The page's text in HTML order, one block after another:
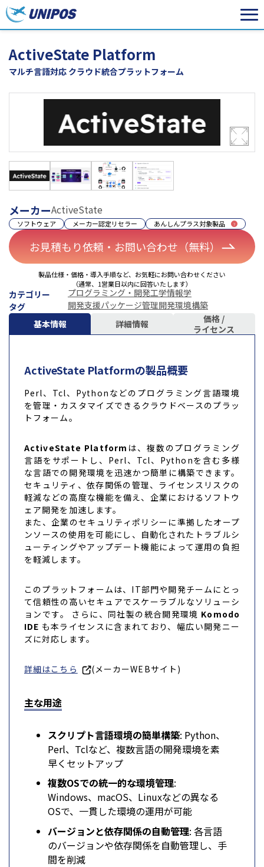
ActiveState Platform
マルチ言語対応 クラウド統合プラットフォーム
メーカーActiveState
ソフトウェア メーカー認定リセラー あんしんプラス対象製品
お見積もり依頼・お問い合わせ（無料）
製品仕様・価格・導入手順など、お気軽にお問い合わせください
（通常、1営業日以内に回答いたします）
カテゴリー プログラミング・開発工学情報学
タグ
開発支援パッケージ管理開発環境構築
基本情報
詳細情報
価格 /
ライセンス
ActiveState Platformの製品概要
Perl、Tcl、Pythonなどのプログラミング言語環境
を管理・カスタマイズできるクラウドベースのプラッ
トフォーム。
ActiveState Platform は、複数のプログラミング
言語をサポートし、Perl、Tcl、Pythonを含む多様
な言語での開発環境を迅速かつ簡単に構築できます。
セキュリティ、依存関係の管理、ライセンスリスクの
軽減などの高度な機能を備え、企業におけるソフトウ
ェア開発を加速します。
また、企業のセキュリティポリシーに準拠したオープ
ンソースの使用を可能にし、自動化されたトラブルシ
ューティングやアップデート機能によって運用の負担
を軽減します。
このプラットフォームは、IT部門や開発チームにとっ
て信頼性の高いセキュアでスケーラブルなソリューシ
ョンです。 さらに、同社製の統合開発環境 Komodo
IDE も本ライセンスに含まれており、幅広い開発ニー
ズに対応します。
詳細はこちら (メーカーWEBサイト)
主な用途
スクリプト言語環境の簡単構築: Python、
Perl、Tclなど、複数言語の開発環境を素
早くセットアップ
複数OSでの統一的な環境管理:
Windows、macOS、Linuxなどの異なる
OSで、一貫した環境の運用が可能
バージョンと依存関係の自動管理: 各言語
のバージョンや依存関係を自動管理し、手
間を削減